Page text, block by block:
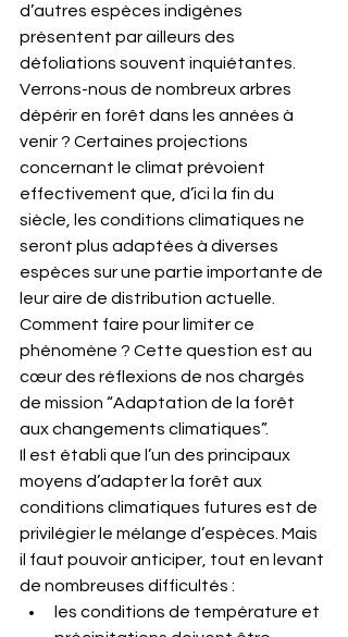
d’autres espèces indigènes
présentent par ailleurs des
défoliations souvent inquiétantes.
Verrons-nous de nombreux arbres
dépérir en forêt dans les années à
venir ? Certaines projections
concernant le climat prévoient
effectivement que, d’ici la fin du
siècle, les conditions climatiques ne
seront plus adaptées à diverses
espèces sur une partie importante de
leur aire de distribution actuelle.
Comment faire pour limiter ce
phénomène ? Cette question est au
cœur des réflexions de nos chargés
de mission “Adaptation de la forêt
aux changements climatiques”.
Il est établi que l’un des principaux
moyens d’adapter la forêt aux
conditions climatiques futures est de
privilégier le mélange d’espèces. Mais
il faut pouvoir anticiper, tout en levant
de nombreuses difficultés :
les conditions de température et